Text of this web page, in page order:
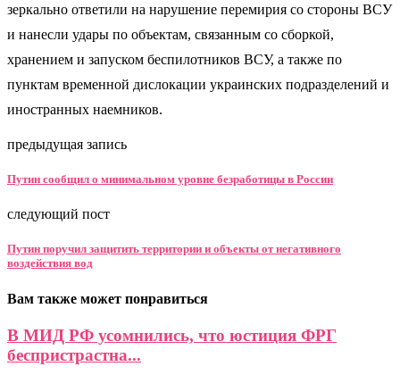
зеркально ответили на нарушение перемирия со стороны ВСУ
и нанесли удары по объектам, связанным со сборкой,
хранением и запуском беспилотников ВСУ, а также по
пунктам временной дислокации украинских подразделений и
иностранных наемников.
предыдущая запись
Путин сообщил о минимальном уровне безработицы в России
следующий пост
Путин поручил защитить территории и объекты от негативного
воздействия вод
Вам также может понравиться
В МИД РФ усомнились, что юстиция ФРГ
беспристрастна...